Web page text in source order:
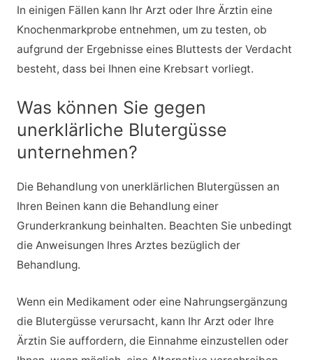
In einigen Fällen kann Ihr Arzt oder Ihre Ärztin eine
Knochenmarkprobe entnehmen, um zu testen, ob
aufgrund der Ergebnisse eines Bluttests der Verdacht
besteht, dass bei Ihnen eine Krebsart vorliegt.
Was können Sie gegen
unerklärliche Blutergüsse
unternehmen?
Die Behandlung von unerklärlichen Blutergüssen an
Ihren Beinen kann die Behandlung einer
Grunderkrankung beinhalten. Beachten Sie unbedingt
die Anweisungen Ihres Arztes bezüglich der
Behandlung.
Wenn ein Medikament oder eine Nahrungsergänzung
die Blutergüsse verursacht, kann Ihr Arzt oder Ihre
Ärztin Sie auffordern, die Einnahme einzustellen oder